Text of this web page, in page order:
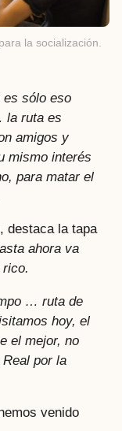
la socialización.
es sólo eso
la ruta es
amigos y
mismo interés
para matar el
destaca la tapa
ahora va
… ruta de
hoy, el
el mejor, no
por la
venido